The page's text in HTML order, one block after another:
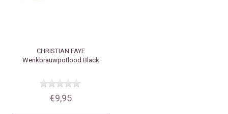
CHRISTIAN FAYE
Wenkbrauwpotlood Black
€9,95